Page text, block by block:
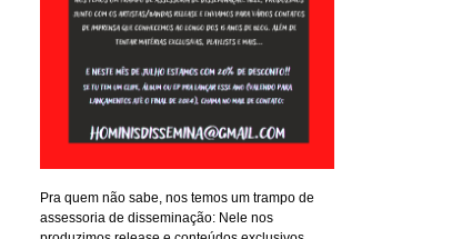
Pra quem não sabe, nos temos um trampo de
assessoria de disseminação: Nele nos